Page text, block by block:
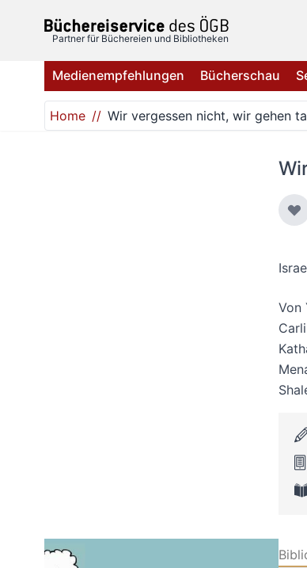
Partner für Büchereien und Bibliotheken
Medienempfehlungen Bücherschau
Home Wir vergessen nicht, wir gehen
Von